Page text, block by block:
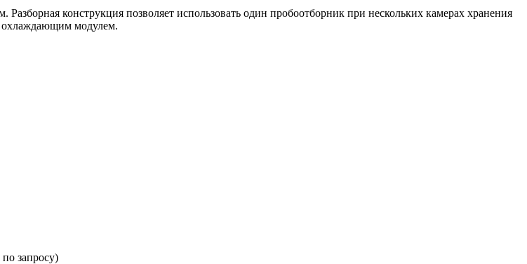
конструкция позволяет использовать один пробоотборник при нескольких камерах хранения
охлаждающим модулем.
запросу)